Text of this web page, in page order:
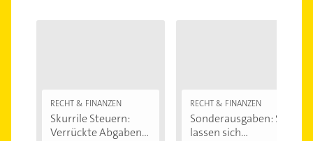
RECHT & FINANZEN
Skurrile Steuern:
Verrückte Abgaben...
RECHT & FINANZEN
Sonderausgaben: So
lassen sich...